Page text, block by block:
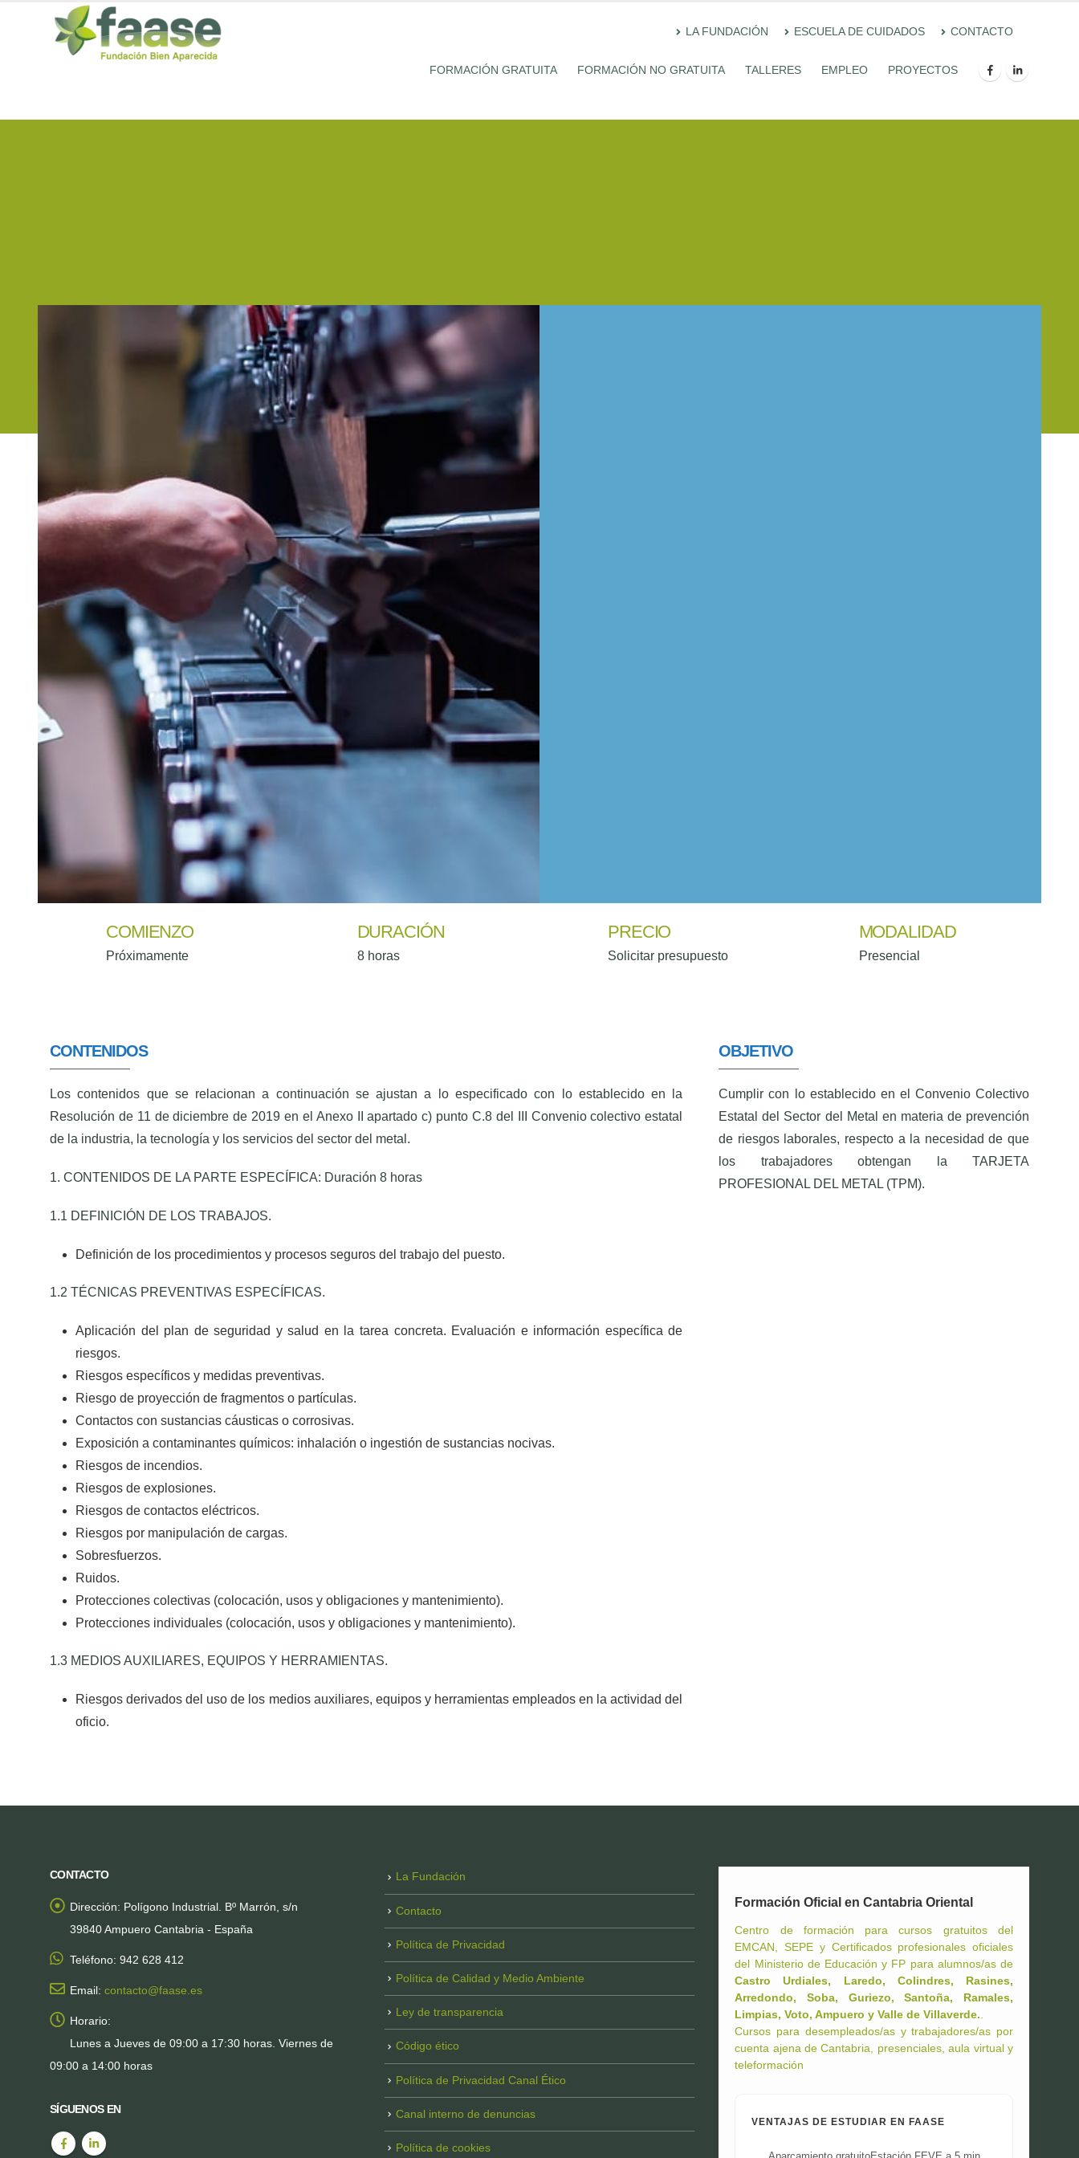
LA FUNDACIÓN ESCUELA DE CUIDADOS CONTACTO
FORMACIÓN GRATUITA FORMACIÓN NO GRATUITA TALLERES EMPLEO PROYECTOS
COMIENZO
Próximamente
DURACIÓN
8 horas
PRECIO
Solicitar presupuesto
MODALIDAD
Presencial
CONTENIDOS
Los contenidos que se relacionan a continuación se ajustan a lo especificado con lo establecido en la
Resolución de 11 de diciembre de 2019 en el Anexo II apartado c) punto C.8 del III Convenio colectivo estatal
de la industria, la tecnología y los servicios del sector del metal.
1. CONTENIDOS DE LA PARTE ESPECÍFICA: Duración 8 horas
1.1 DEFINICIÓN DE LOS TRABAJOS.
Definición de los procedimientos y procesos seguros del trabajo del puesto.
1.2 TÉCNICAS PREVENTIVAS ESPECÍFICAS.
Aplicación del plan de seguridad y salud en la tarea concreta. Evaluación e información específica de
riesgos.
Riesgos específicos y medidas preventivas.
Riesgo de proyección de fragmentos o partículas.
Contactos con sustancias cáusticas o corrosivas.
Exposición a contaminantes químicos: inhalación o ingestión de sustancias nocivas.
Riesgos de incendios.
Riesgos de explosiones.
Riesgos de contactos eléctricos.
Riesgos por manipulación de cargas.
Sobresfuerzos.
Ruidos.
Protecciones colectivas (colocación, usos y obligaciones y mantenimiento).
Protecciones individuales (colocación, usos y obligaciones y mantenimiento).
1.3 MEDIOS AUXILIARES, EQUIPOS Y HERRAMIENTAS.
Riesgos derivados del uso de los medios auxiliares, equipos y herramientas empleados en la actividad del
oficio.
OBJETIVO
Cumplir con lo establecido en el Convenio Colectivo
Estatal del Sector del Metal en materia de prevención
de riesgos laborales, respecto a la necesidad de que
los trabajadores obtengan la TARJETA
PROFESIONAL DEL METAL (TPM).
CONTACTO
Dirección: Polígono Industrial. Bº Marrón, s/n
39840 Ampuero Cantabria - España
Teléfono: 942 628 412
Email: contacto@faase.es
Horario:
Lunes a Jueves de 09:00 a 17:30 horas. Viernes de
09:00 a 14:00 horas
SÍGUENOS EN
La Fundación
Contacto
Política de Privacidad
Política de Calidad y Medio Ambiente
Ley de transparencia
Código ético
Política de Privacidad Canal Ético
Canal interno de denuncias
Política de cookies
Formación Oficial en Cantabria Oriental
Centro de formación para cursos gratuitos del
EMCAN, SEPE y Certificados profesionales oficiales
del Ministerio de Educación y FP para alumnos/as de
Castro Urdiales, Laredo, Colindres, Rasines,
Arredondo, Soba, Guriezo, Santoña, Ramales,
Limpias, Voto, Ampuero y Valle de Villaverde..
Cursos para desempleados/as y trabajadores/as por
cuenta ajena de Cantabria, presenciales, aula virtual y
teleformación
VENTAJAS DE ESTUDIAR EN FAASE